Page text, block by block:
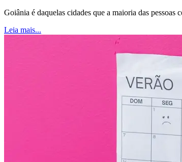
Goiânia é daquelas cidades que a maioria das
Leia mais...